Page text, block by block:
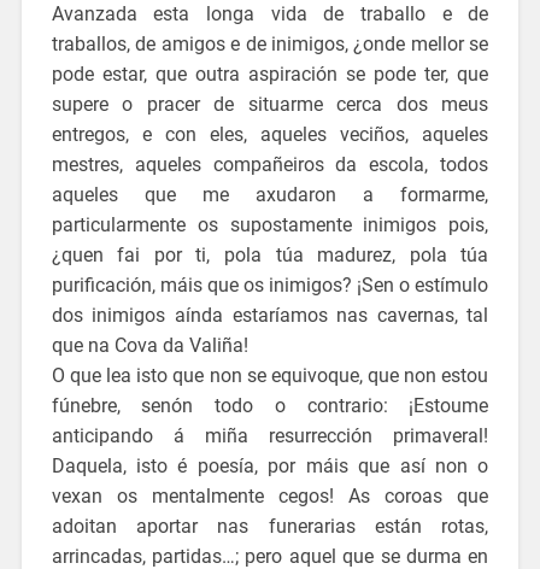
Avanzada esta longa vida de traballo e de
traballos, de amigos e de inimigos, ¿onde mellor se
pode estar, que outra aspiración se pode ter, que
supere o pracer de situarme cerca dos meus
entregos, e con eles, aqueles veciños, aqueles
mestres, aqueles compañeiros da escola, todos
aqueles que me axudaron a formarme,
particularmente os supostamente inimigos pois,
¿quen fai por ti, pola túa madurez, pola túa
purificación, máis que os inimigos? ¡Sen o estímulo
dos inimigos aínda estaríamos nas cavernas, tal
que na Cova da Valiña!
O que lea isto que non se equivoque, que non estou
fúnebre, senón todo o contrario: ¡Estoume
anticipando á miña resurrección primaveral!
Daquela, isto é poesía, por máis que así non o
vexan os mentalmente cegos! As coroas que
adoitan aportar nas funerarias están rotas,
arrincadas, partidas…; pero aquel que se durma en